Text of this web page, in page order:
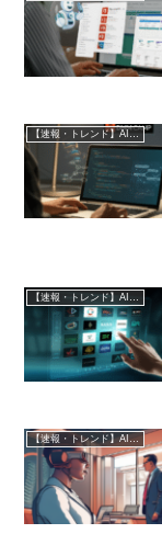
【速報・トレンド】AI仕事術と最新活用ニュース
【速報・トレンド】AI仕事術と最新活用ニュース
【速報・トレンド】AI仕事術と最新活用ニュース